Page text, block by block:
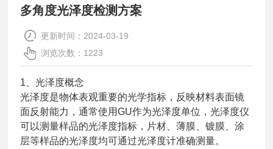
多角度光泽度检测方案
更新时间：2024-03-19
浏览次数：1223
1、光泽度概念
光泽度是物体表观重要的光学指标，反映材料表面镜
面反射能力，通常使用GU作为光泽度单位，光泽度仪
可以测量样品的光泽度指标，片材、薄膜、镀膜、涂
层等样品的光泽度均可通过光泽度计准确测量。